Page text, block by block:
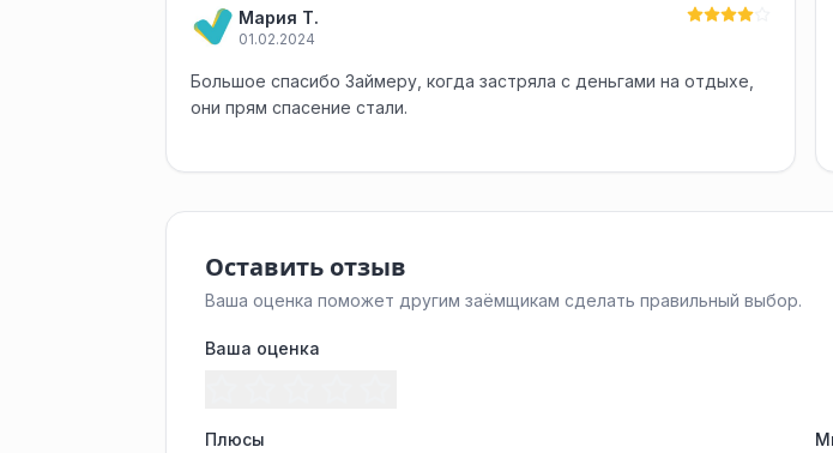
Мария Т.
01.02.2024
Большое спасибо Займеру, когда застряла с деньгами на отдыхе,
они прям спасение стали.
Оставить отзыв
Ваша оценка поможет другим заёмщикам сделать правильный выбор.
Ваша оценка
Плюсы